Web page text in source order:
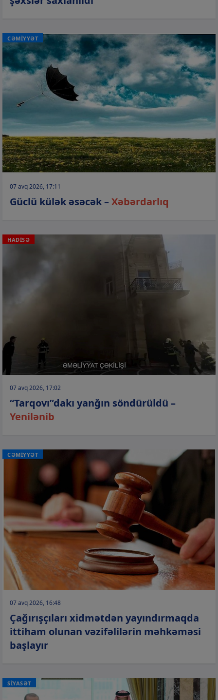
CƏMİYYƏT
07 avq 2026, 17:11
Güclü külək əsəcək –Xəbərdarlıq
HADİSƏ
07 avq 2026, 17:02
“Tarqovı”dakı yanğın söndürüldü –
Yenilənib
CƏMİYYƏT
07 avq 2026, 16:48
Çağırışçıları xidmətdən yayındırmaqda
ittiham olunan vəzifəlilərin məhkəməsi
başlayır
SİYASƏT